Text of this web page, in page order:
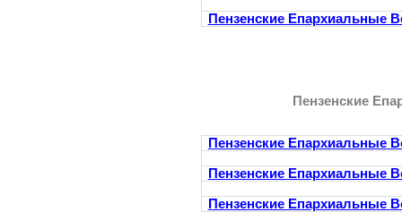
Пензенские Епархиальные
Пензенские
Пензенские Епархиальные
Пензенские Епархиальные
Пензенские Епархиальные